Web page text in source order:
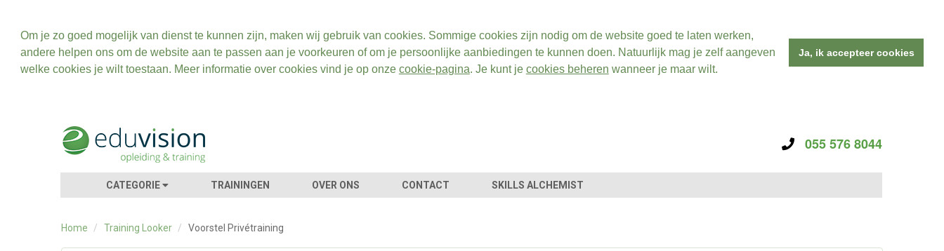
Om je zo goed mogelijk van dienst te kunnen zijn, maken wij gebruik van cookies. Sommige cookies zijn nodig om de website goed te laten werken,
andere helpen ons om de website aan te passen aan je voorkeuren of om je persoonlijke aanbiedingen te kunnen doen. Natuurlijk mag je zelf aangeven
welke cookies je wilt toestaan. Meer informatie over cookies vind je op onze cookie-pagina. Je kunt je cookies beheren wanneer je maar wilt.
Ja, ik accepteer cookies
055 576 8044
CATEGORIE TRAININGEN OVER ONS CONTACT SKILLS ALCHEMIST
Home / Training Looker / Voorstel Privétraining